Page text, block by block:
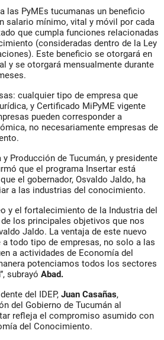
las PyMEs tucumanas un beneficio
salario mínimo, vital y móvil por cada
que cumpla funciones relacionadas
(consideradas dentro de la Ley
Este beneficio se otorgará en
y se otorgará mensualmente durante
: cualquier tipo de empresa que
y Certificado MiPyME vigente
pueden corresponder a
no necesariamente empresas de
Producción de Tucumán, y presidente
que el programa Insertar está
el gobernador, Osvaldo Jaldo, ha
a las industrias del conocimiento.
y el fortalecimiento de la Industria del
los principales objetivos que nos
Jaldo. La ventaja de este nuevo
a todo tipo de empresas, no solo a las
a actividades de Economía del
potenciamos todos los sectores
subrayó Abad.
del IDEP, Juan Casañas,
del Gobierno de Tucumán al
refleja el compromiso asumido con
del Conocimiento.